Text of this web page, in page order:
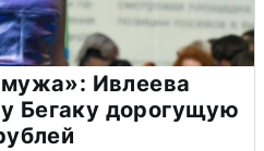
Ивлеева
Бегаку дорогущую